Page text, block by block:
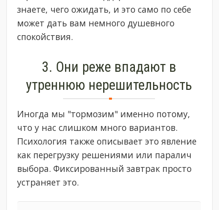
знаете, чего ожидать, и это само по себе
может дать вам немного душевного
спокойствия.
3. Они реже впадают в
утреннюю нерешительность
Иногда мы "тормозим" именно потому,
что у нас слишком много вариантов.
Психология также описывает это явление
как перегрузку решениями или паралич
выбора. Фиксированный завтрак просто
устраняет это.